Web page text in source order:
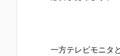
一方テレビモニタ